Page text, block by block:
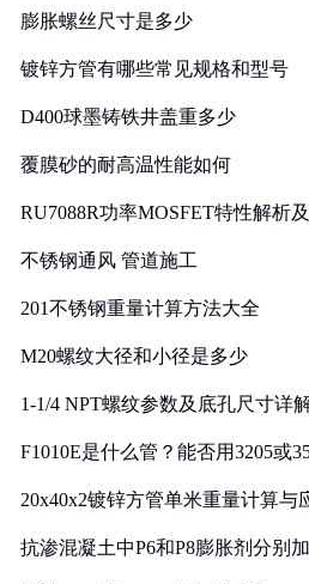
膨胀螺丝尺寸是多少
镀锌方管有哪些常见规格和型号
D400球墨铸铁井盖重多少
覆膜砂的耐高温性能如何
RU7088R功率MOSFET特性解析
不锈钢通风 管道施工
201不锈钢重量计算方法大全
M20螺纹大径和小径是多少
1-1/4 NPT螺纹参数及底孔尺寸详
F1010E是什么管？能否用3205或
20x40x2镀锌方管单米重量计算与
抗渗混凝土中P6和P8膨胀剂分别